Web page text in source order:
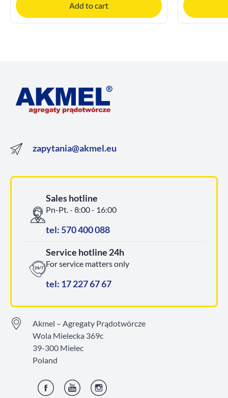
Add to cart
zapytania@akmel.eu
Sales hotline
Pn-Pt. - 8:00 - 16:00
tel: 570 400 088
Service hotline 24h
For service matters only
tel: 17 227 67 67
Akmel – Agregaty Prądotwórcze
Wola Mielecka 369c
39-300 Mielec
Poland